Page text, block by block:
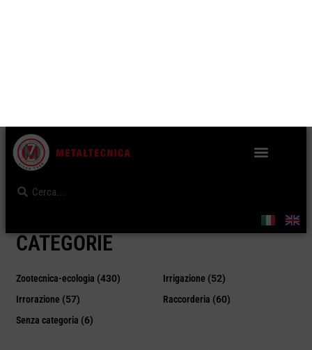
SCHEDA PRODOTTO
Home/Zootecnica-ecologia
Attuatore elettrico completo di supporto e lama 24V
CATEGORIE
Zootecnica-ecologia (430) Irrigazione (52)
Irrorazione (57) Raccorderia (60)
Senza categoria (6)